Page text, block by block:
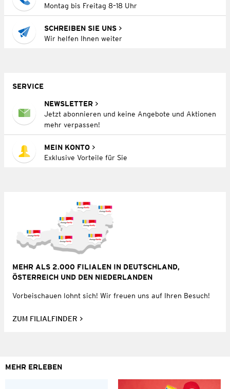
Montag bis Freitag 8–18 Uhr
SCHREIBEN SIE UNS
Wir helfen Ihnen weiter
SERVICE
NEWSLETTER
Jetzt abonnieren und keine Angebote und Aktionen
mehr verpassen!
MEIN KONTO
Exklusive Vorteile für Sie
MEHR ALS 2.000 FILIALEN IN DEUTSCHLAND,
ÖSTERREICH UND DEN NIEDERLANDEN
Vorbeischauen lohnt sich! Wir freuen uns auf Ihren Besuch!
ZUM FILIALFINDER
MEHR ERLEBEN